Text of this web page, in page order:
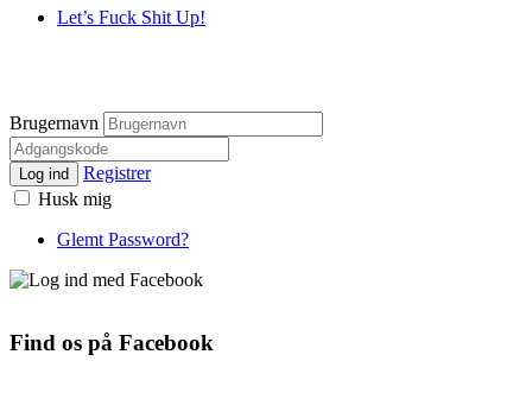
Let’s Fuck Shit Up!
Brugernavn
Log ind
Registrer
Husk mig
Glemt Password?
Find os på Facebook